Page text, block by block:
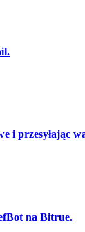
i przesyłając
na Bitrue.